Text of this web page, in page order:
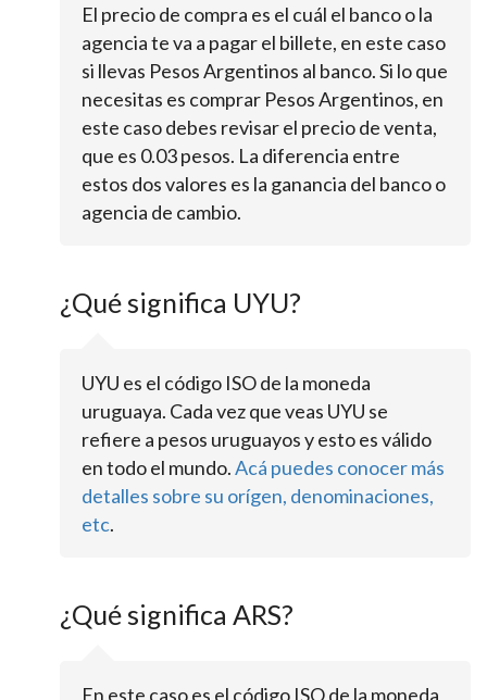
El precio de compra es el cuál el banco o la
agencia te va a pagar el billete, en este caso
si llevas Pesos Argentinos al banco. Si lo que
necesitas es comprar Pesos Argentinos, en
este caso debes revisar el precio de venta,
que es 0.03 pesos. La diferencia entre
estos dos valores es la ganancia del banco o
agencia de cambio.
¿Qué significa UYU?
UYU es el código ISO de la moneda
uruguaya. Cada vez que veas UYU se
refiere a pesos uruguayos y esto es válido
en todo el mundo.Acá puedes conocer más
detalles sobre su orígen, denominaciones,
etc.
¿Qué significa ARS?
En este caso es el código ISO de la moneda